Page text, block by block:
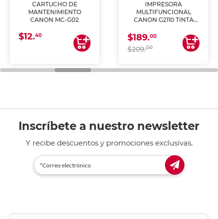
CARTUCHO DE
MANTENIMIENTO
CANON MC-G02
$12.40
IMPRESORA
MULTIFUNCIONAL
CANON G2110 TINTA
$189.00
$209.00
Inscríbete a nuestro newsletter
Y recibe descuentos y promociones exclusivas.